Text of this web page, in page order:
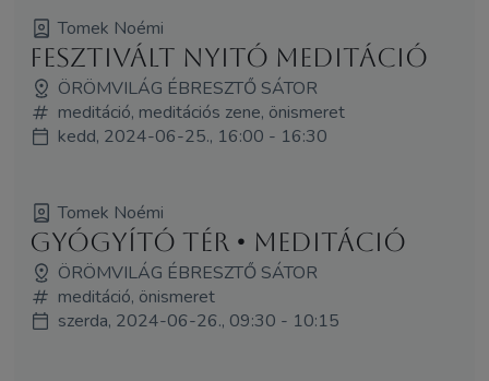
Tomek Noémi
Fesztivált Nyitó meditáció
ÖRÖMVILÁG ÉBRESZTŐ SÁTOR
meditáció, meditációs zene, önismeret
kedd, 2024-06-25., 16:00 - 16:30
Tomek Noémi
Gyógyító tér • meditáció
ÖRÖMVILÁG ÉBRESZTŐ SÁTOR
meditáció, önismeret
szerda, 2024-06-26., 09:30 - 10:15